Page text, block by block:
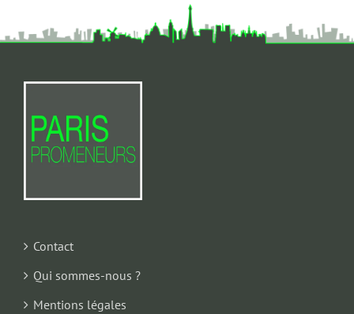
Contact
Qui sommes-nous ?
Mentions légales